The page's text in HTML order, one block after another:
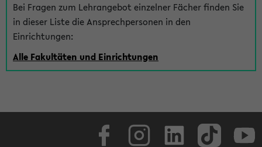
Bei Fragen zum Lehrangebot einzelner Fächer finden Sie
in dieser Liste die Ansprechpersonen in den
Einrichtungen:
Alle Fakultäten und Einrichtungen